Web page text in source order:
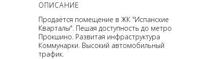
ОПИСАНИЕ
Продаётся помещение в ЖК "Испанские
Кварталы". Пешая доступность до метро
Прокшино. Развитая инфраструктура
Коммунарки. Высокий автомобильный
трафик.